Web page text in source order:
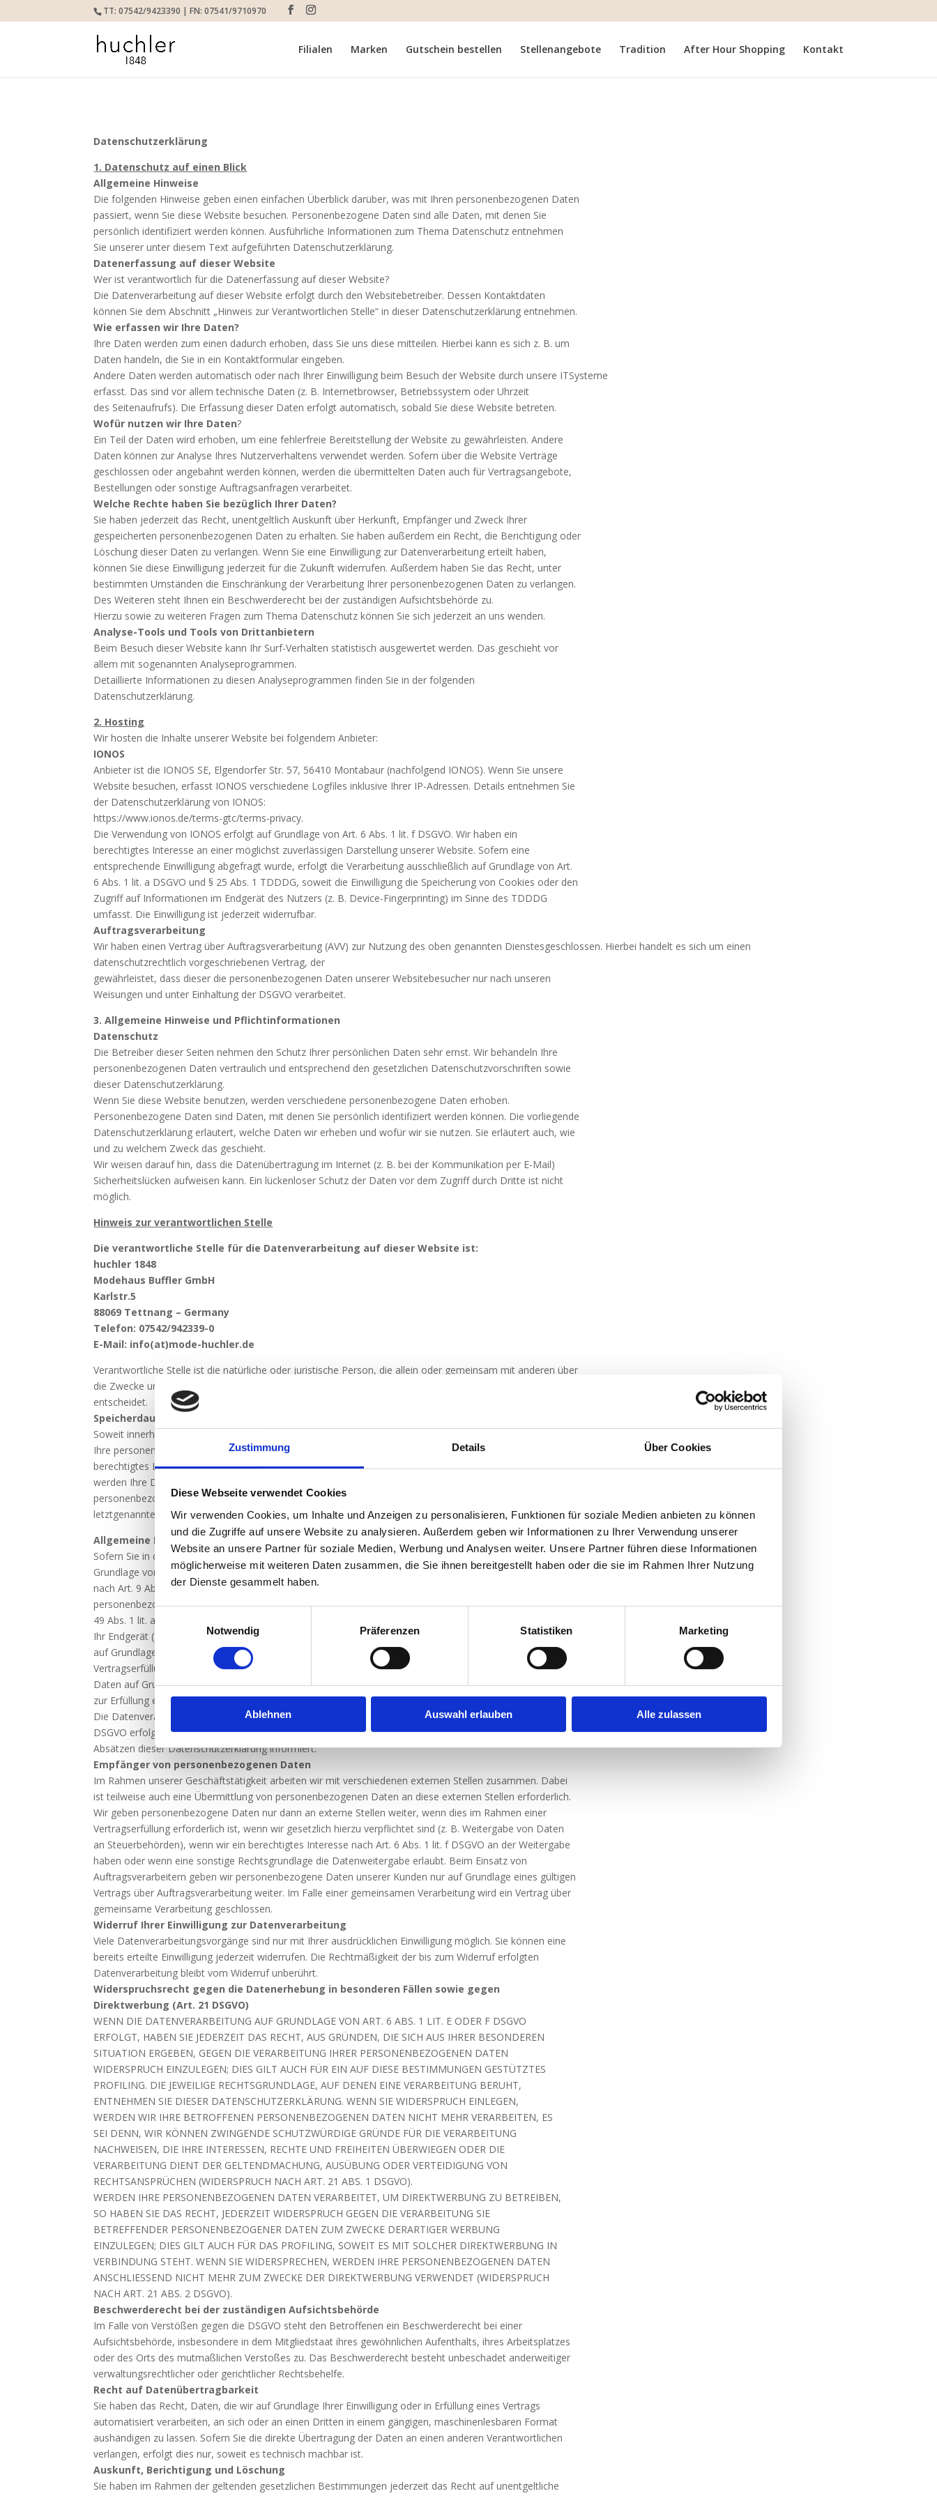
Zustimmung Details Über Cookies
Diese Webseite verwendet Cookies
Wir verwenden Cookies, um Inhalte und Anzeigen zu personalisieren, Funktionen für soziale Medien anbieten zu können
und die Zugriffe auf unsere Website zu analysieren. Außerdem geben wir Informationen zu Ihrer Verwendung unserer
Website an unsere Partner für soziale Medien, Werbung und Analysen weiter. Unsere Partner führen diese Informationen
möglicherweise mit weiteren Daten zusammen, die Sie ihnen bereitgestellt haben oder die sie im Rahmen Ihrer Nutzung
der Dienste gesammelt haben.
Notwendig
Präferenzen Statistiken Marketing
Ablehnen Auswahl erlauben Alle zulassen
TT: 07542/9423390 | FN: 07541/9710970
Filialen Marken Gutschein bestellen Stellenangebote Tradition After Hour Shopping Kontakt
Datenschutzerklärung
1. Datenschutz auf einen Blick
Allgemeine Hinweise
Die folgenden Hinweise geben einen einfachen Überblick darüber, was mit Ihren personenbezogenen Daten
passiert, wenn Sie diese Website besuchen. Personenbezogene Daten sind alle Daten, mit denen Sie
persönlich identifiziert werden können. Ausführliche Informationen zum Thema Datenschutz entnehmen
Sie unserer unter diesem Text aufgeführten Datenschutzerklärung.
Datenerfassung auf dieser Website
Wer ist verantwortlich für die Datenerfassung auf dieser Website?
Die Datenverarbeitung auf dieser Website erfolgt durch den Websitebetreiber. Dessen Kontaktdaten
können Sie dem Abschnitt „Hinweis zur Verantwortlichen Stelle“ in dieser Datenschutzerklärung entnehmen.
Wie erfassen wir Ihre Daten?
Ihre Daten werden zum einen dadurch erhoben, dass Sie uns diese mitteilen. Hierbei kann es sich z. B. um
Daten handeln, die Sie in ein Kontaktformular eingeben.
Andere Daten werden automatisch oder nach Ihrer Einwilligung beim Besuch der Website durch unsere ITSysteme
erfasst. Das sind vor allem technische Daten (z. B. Internetbrowser, Betriebssystem oder Uhrzeit
des Seitenaufrufs). Die Erfassung dieser Daten erfolgt automatisch, sobald Sie diese Website betreten.
Wofür nutzen wir Ihre Daten?
Ein Teil der Daten wird erhoben, um eine fehlerfreie Bereitstellung der Website zu gewährleisten. Andere
Daten können zur Analyse Ihres Nutzerverhaltens verwendet werden. Sofern über die Website Verträge
geschlossen oder angebahnt werden können, werden die übermittelten Daten auch für Vertragsangebote,
Bestellungen oder sonstige Auftragsanfragen verarbeitet.
Welche Rechte haben Sie bezüglich Ihrer Daten?
Sie haben jederzeit das Recht, unentgeltlich Auskunft über Herkunft, Empfänger und Zweck Ihrer
gespeicherten personenbezogenen Daten zu erhalten. Sie haben außerdem ein Recht, die Berichtigung oder
Löschung dieser Daten zu verlangen. Wenn Sie eine Einwilligung zur Datenverarbeitung erteilt haben,
können Sie diese Einwilligung jederzeit für die Zukunft widerrufen. Außerdem haben Sie das Recht, unter
bestimmten Umständen die Einschränkung der Verarbeitung Ihrer personenbezogenen Daten zu verlangen.
Des Weiteren steht Ihnen ein Beschwerderecht bei der zuständigen Aufsichtsbehörde zu.
Hierzu sowie zu weiteren Fragen zum Thema Datenschutz können Sie sich jederzeit an uns wenden.
Analyse-Tools und Tools von Drittanbietern
Beim Besuch dieser Website kann Ihr Surf-Verhalten statistisch ausgewertet werden. Das geschieht vor
allem mit sogenannten Analyseprogrammen.
Detaillierte Informationen zu diesen Analyseprogrammen finden Sie in der folgenden
Datenschutzerklärung.
2. Hosting
Wir hosten die Inhalte unserer Website bei folgendem Anbieter:
IONOS
Anbieter ist die IONOS SE, Elgendorfer Str. 57, 56410 Montabaur (nachfolgend IONOS). Wenn Sie unsere
Website besuchen, erfasst IONOS verschiedene Logfiles inklusive Ihrer IP-Adressen. Details entnehmen Sie
der Datenschutzerklärung von IONOS:
https://www.ionos.de/terms-gtc/terms-privacy.
Die Verwendung von IONOS erfolgt auf Grundlage von Art. 6 Abs. 1 lit. f DSGVO. Wir haben ein
berechtigtes Interesse an einer möglichst zuverlässigen Darstellung unserer Website. Sofern eine
entsprechende Einwilligung abgefragt wurde, erfolgt die Verarbeitung ausschließlich auf Grundlage von Art.
6 Abs. 1 lit. a DSGVO und § 25 Abs. 1 TDDDG, soweit die Einwilligung die Speicherung von Cookies oder den
Zugriff auf Informationen im Endgerät des Nutzers (z. B. Device-Fingerprinting) im Sinne des TDDDG
umfasst. Die Einwilligung ist jederzeit widerrufbar.
Auftragsverarbeitung
Wir haben einen Vertrag über Auftragsverarbeitung (AVV) zur Nutzung des oben genannten Dienstesgeschlossen. Hierbei handelt es sich um einen
datenschutzrechtlich vorgeschriebenen Vertrag, der
gewährleistet, dass dieser die personenbezogenen Daten unserer Websitebesucher nur nach unseren
Weisungen und unter Einhaltung der DSGVO verarbeitet.
3. Allgemeine Hinweise und Pflichtinformationen
Datenschutz
Die Betreiber dieser Seiten nehmen den Schutz Ihrer persönlichen Daten sehr ernst. Wir behandeln Ihre
personenbezogenen Daten vertraulich und entsprechend den gesetzlichen Datenschutzvorschriften sowie
dieser Datenschutzerklärung.
Wenn Sie diese Website benutzen, werden verschiedene personenbezogene Daten erhoben.
Personenbezogene Daten sind Daten, mit denen Sie persönlich identifiziert werden können. Die vorliegende
Datenschutzerklärung erläutert, welche Daten wir erheben und wofür wir sie nutzen. Sie erläutert auch, wie
und zu welchem Zweck das geschieht.
Wir weisen darauf hin, dass die Datenübertragung im Internet (z. B. bei der Kommunikation per E-Mail)
Sicherheitslücken aufweisen kann. Ein lückenloser Schutz der Daten vor dem Zugriff durch Dritte ist nicht
möglich.
Hinweis zur verantwortlichen Stelle
Die verantwortliche Stelle für die Datenverarbeitung auf dieser Website ist:
huchler 1848
Modehaus Buffler GmbH
Karlstr.5
88069 Tettnang – Germany
Telefon: 07542/942339-0
E-Mail: info(at)mode-huchler.de
Verantwortliche Stelle ist die natürliche oder juristische Person, die allein oder gemeinsam mit anderen über
die Zwecke und Mittel der Verarbeitung von personenbezogenen Daten (z. B. Namen, E-Mail-Adressen o. Ä.)
entscheidet.
Speicherdauer
Soweit innerhalb dieser Datenschutzerklärung keine speziellere Speicherdauer genannt wurde, verbleiben
Ihre personenbezogenen Daten bei uns, bis der Zweck für die Datenverarbeitung entfällt. Wenn Sie ein
berechtigtes Löschersuchen geltend machen oder eine Einwilligung zur Datenverarbeitung widerrufen,
werden Ihre Daten gelöscht, sofern wir keine anderen rechtlich zulässigen Gründe für die Speicherung Ihrer
personenbezogenen Daten haben (z. B. steuer- oder handelsrechtliche Aufbewahrungsfristen); im
letztgenannten Fall erfolgt die Löschung nach Fortfall dieser Gründe.
Allgemeine Hinweise zu den Rechtsgrundlagen der Datenverarbeitung auf dieser Website
Sofern Sie in die Datenverarbeitung eingewilligt haben, verarbeiten wir Ihre personenbezogenen Daten auf
Grundlage von Art. 6 Abs. 1 lit. a DSGVO bzw. Art. 9 Abs. 2 lit. a DSGVO, sofern besondere Datenkategorien
nach Art. 9 Abs. 1 DSGVO verarbeitet werden. Im Falle einer ausdrücklichen Einwilligung in die Übertragung
personenbezogener Daten in Drittstaaten erfolgt die Datenverarbeitung außerdem auf Grundlage von Art.
49 Abs. 1 lit. a DSGVO. Sofern Sie in die Speicherung von Cookies oder in den Zugriff auf Informationen in
Ihr Endgerät (z. B. via Device-Fingerprinting) eingewilligt haben, erfolgt die Datenverarbeitung zusätzlich
auf Grundlage von § 25 Abs. 1 TDDDG. Die Einwilligung ist jederzeit widerrufbar. Sind Ihre Daten zur
Vertragserfüllung oder zur Durchführung vorvertraglicher Maßnahmen erforderlich, verarbeiten wir Ihre
Daten auf Grundlage des Art. 6 Abs. 1 lit. b DSGVO. Des Weiteren verarbeiten wir Ihre Daten, sofern diese
zur Erfüllung einer rechtlichen Verpflichtung erforderlich sind auf Grundlage von Art. 6 Abs. 1 lit. c DSGVO.
Die Datenverarbeitung kann ferner auf Grundlage unseres berechtigten Interesses nach Art. 6 Abs. 1 lit. f
DSGVO erfolgen. Über die jeweils im Einzelfall einschlägigen Rechtsgrundlagen wird in den folgenden
Absätzen dieser Datenschutzerklärung informiert.
Empfänger von personenbezogenen Daten
Im Rahmen unserer Geschäftstätigkeit arbeiten wir mit verschiedenen externen Stellen zusammen. Dabei
ist teilweise auch eine Übermittlung von personenbezogenen Daten an diese externen Stellen erforderlich.
Wir geben personenbezogene Daten nur dann an externe Stellen weiter, wenn dies im Rahmen einer
Vertragserfüllung erforderlich ist, wenn wir gesetzlich hierzu verpflichtet sind (z. B. Weitergabe von Daten
an Steuerbehörden), wenn wir ein berechtigtes Interesse nach Art. 6 Abs. 1 lit. f DSGVO an der Weitergabe
haben oder wenn eine sonstige Rechtsgrundlage die Datenweitergabe erlaubt. Beim Einsatz von
Auftragsverarbeitern geben wir personenbezogene Daten unserer Kunden nur auf Grundlage eines gültigen
Vertrags über Auftragsverarbeitung weiter. Im Falle einer gemeinsamen Verarbeitung wird ein Vertrag über
gemeinsame Verarbeitung geschlossen.
Widerruf Ihrer Einwilligung zur Datenverarbeitung
Viele Datenverarbeitungsvorgänge sind nur mit Ihrer ausdrücklichen Einwilligung möglich. Sie können eine
bereits erteilte Einwilligung jederzeit widerrufen. Die Rechtmäßigkeit der bis zum Widerruf erfolgten
Datenverarbeitung bleibt vom Widerruf unberührt.
Widerspruchsrecht gegen die Datenerhebung in besonderen Fällen sowie gegen
Direktwerbung (Art. 21 DSGVO)
WENN DIE DATENVERARBEITUNG AUF GRUNDLAGE VON ART. 6 ABS. 1 LIT. E ODER F DSGVO
ERFOLGT, HABEN SIE JEDERZEIT DAS RECHT, AUS GRÜNDEN, DIE SICH AUS IHRER BESONDEREN
SITUATION ERGEBEN, GEGEN DIE VERARBEITUNG IHRER PERSONENBEZOGENEN DATEN
WIDERSPRUCH EINZULEGEN; DIES GILT AUCH FÜR EIN AUF DIESE BESTIMMUNGEN GESTÜTZTES
PROFILING. DIE JEWEILIGE RECHTSGRUNDLAGE, AUF DENEN EINE VERARBEITUNG BERUHT,
ENTNEHMEN SIE DIESER DATENSCHUTZERKLÄRUNG. WENN SIE WIDERSPRUCH EINLEGEN,
WERDEN WIR IHRE BETROFFENEN PERSONENBEZOGENEN DATEN NICHT MEHR VERARBEITEN, ES
SEI DENN, WIR KÖNNEN ZWINGENDE SCHUTZWÜRDIGE GRÜNDE FÜR DIE VERARBEITUNG
NACHWEISEN, DIE IHRE INTERESSEN, RECHTE UND FREIHEITEN ÜBERWIEGEN ODER DIE
VERARBEITUNG DIENT DER GELTENDMACHUNG, AUSÜBUNG ODER VERTEIDIGUNG VON
RECHTSANSPRÜCHEN (WIDERSPRUCH NACH ART. 21 ABS. 1 DSGVO).
WERDEN IHRE PERSONENBEZOGENEN DATEN VERARBEITET, UM DIREKTWERBUNG ZU BETREIBEN,
SO HABEN SIE DAS RECHT, JEDERZEIT WIDERSPRUCH GEGEN DIE VERARBEITUNG SIE
BETREFFENDER PERSONENBEZOGENER DATEN ZUM ZWECKE DERARTIGER WERBUNG
EINZULEGEN; DIES GILT AUCH FÜR DAS PROFILING, SOWEIT ES MIT SOLCHER DIREKTWERBUNG IN
VERBINDUNG STEHT. WENN SIE WIDERSPRECHEN, WERDEN IHRE PERSONENBEZOGENEN DATEN
ANSCHLIESSEND NICHT MEHR ZUM ZWECKE DER DIREKTWERBUNG VERWENDET (WIDERSPRUCH
NACH ART. 21 ABS. 2 DSGVO).
Beschwerderecht bei der zuständigen Aufsichtsbehörde
Im Falle von Verstößen gegen die DSGVO steht den Betroffenen ein Beschwerderecht bei einer
Aufsichtsbehörde, insbesondere in dem Mitgliedstaat ihres gewöhnlichen Aufenthalts, ihres Arbeitsplatzes
oder des Orts des mutmaßlichen Verstoßes zu. Das Beschwerderecht besteht unbeschadet anderweitiger
verwaltungsrechtlicher oder gerichtlicher Rechtsbehelfe.
Recht auf Datenübertragbarkeit
Sie haben das Recht, Daten, die wir auf Grundlage Ihrer Einwilligung oder in Erfüllung eines Vertrags
automatisiert verarbeiten, an sich oder an einen Dritten in einem gängigen, maschinenlesbaren Format
aushändigen zu lassen. Sofern Sie die direkte Übertragung der Daten an einen anderen Verantwortlichen
verlangen, erfolgt dies nur, soweit es technisch machbar ist.
Auskunft, Berichtigung und Löschung
Sie haben im Rahmen der geltenden gesetzlichen Bestimmungen jederzeit das Recht auf unentgeltliche